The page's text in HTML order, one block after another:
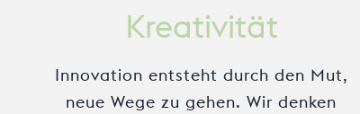
Kreativität
Innovation entsteht durch den Mut,
neue Wege zu gehen. Wir denken